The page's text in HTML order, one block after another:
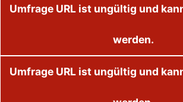
Umfrage URL ist ungültig und
werden.
Umfrage URL ist ungültig und